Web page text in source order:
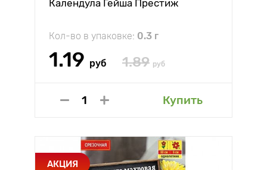
Календула Гейша Престиж
Кол-во в упаковке: 0.3 г
1.19 руб 1.89 руб
Купить
АКЦИЯ